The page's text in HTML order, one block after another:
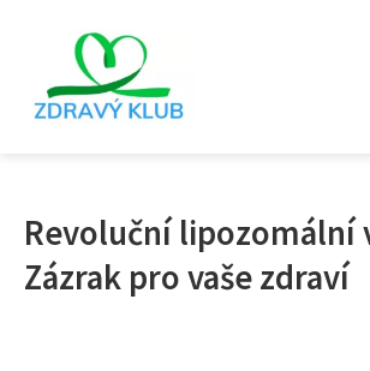
Revoluční lipozomální
Zázrak pro vaše zdraví